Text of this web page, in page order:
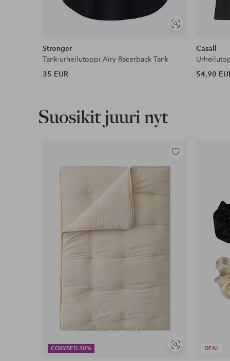
Näytä
Stronger
Tank-urheilutoppi Airy Racerback Tank
35 EUR
Casall
54,90
Suosikit juuri nyt
COSYBED 30%
Näytä
Lisää
suosikkeihin
DEAL